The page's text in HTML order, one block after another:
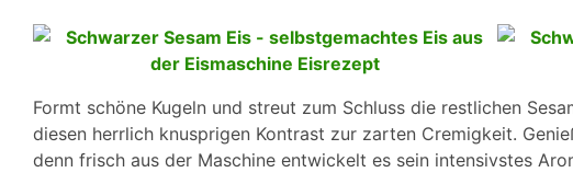
Formt schöne Kugeln und streut zum Schluss die restlichen
diesen herrlich knusprigen Kontrast zur zarten Cremigkeit.
denn frisch aus der Maschine entwickelt es sein intensivstes